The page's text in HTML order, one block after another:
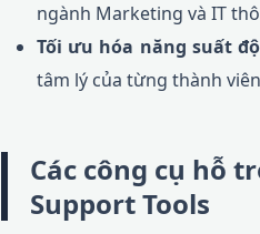
ngành Marketing và IT
Tối ưu hóa năng suất
tâm lý của từng thành
Các công cụ hỗ
Support Tools